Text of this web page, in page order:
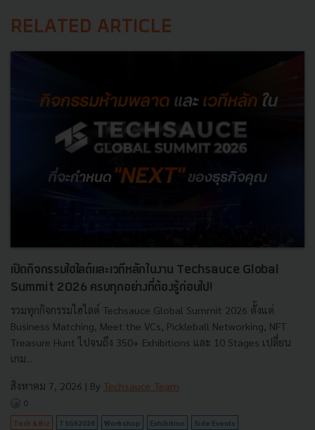
RELATED ARTICLE
เปิดกิจกรรมไฮไลต์และเวทีหลักในงาน Techsauce Global
Summit 2026 ครบทุกอย่างที่ต้องรู้ก่อนไป!
รวมทุกกิจกรรมไฮไลต์ Techsauce Global Summit 2026 ตั้งแต่
Business Matching, Meet the VCs, Pickleball Networking, NFT
Treasure Hunt ไปจนถึง 350+ Exhibitions และ 10 Stages เปลี่ยน
เกม...
สิงหาคม 7, 2026 | By Techsauce Team
0
Tech & Biz TSGS2026 Workshop Exhibition Side Events